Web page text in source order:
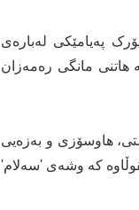
پەیامێکی لەبارەی
هاتنی مانگی رەمەزان
هاوسۆزی و بەزەیی
کە وشەی 'سەلام'